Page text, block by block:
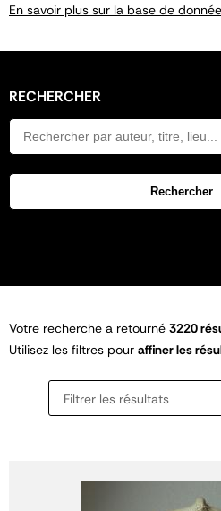
En savoir plus sur la base de
RECHERCHER
Votre recherche a retourné 3220
Utilisez les filtres pour affiner les
Filtrer les résultats